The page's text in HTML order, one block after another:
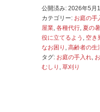
公開済み: 2026年5月
カテゴリー: お庭の手
屋業 各種代行 夏の
役に立てるよう
空き
なお困り
高齢者の生
タグ: お庭の手入れ
むしり
草刈り